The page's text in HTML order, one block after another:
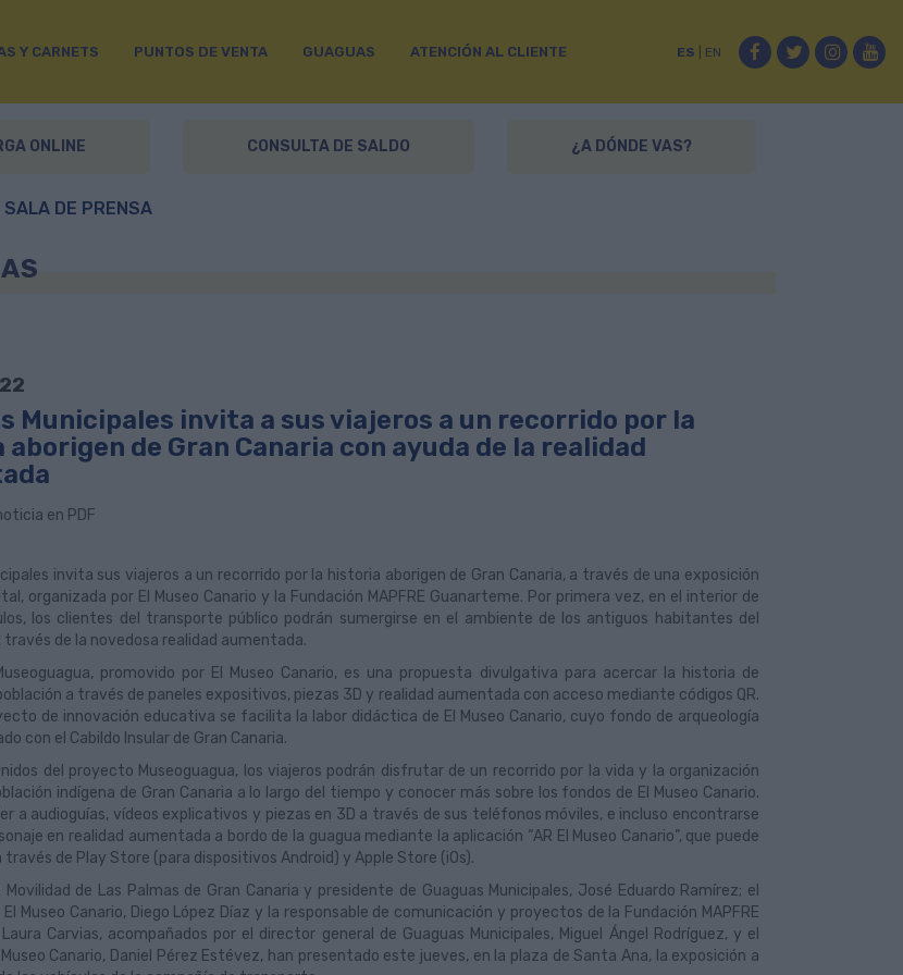
Y CARNETS PUNTOS DE VENTA GUAGUAS ATENCIÓN AL CLIENTE Facebook
Twitter
ES EN
ONLINE CONSULTA DE SALDO ¿A DÓNDE VAS?
SALA DE PRENSA
Municipales invita a sus viajeros a un recorrido por la
de Gran Canaria con ayuda de la realidad
en PDF
invita sus viajeros a un recorrido por la historia aborigen de Gran Canaria, a través de una exposición
organizada por El Museo Canario y la Fundación MAPFRE Guanarteme. Por primera vez, en el interior de
los clientes del transporte público podrán sumergirse en el ambiente de los antiguos habitantes del
través de la novedosa realidad aumentada.
promovido por El Museo Canario, es una propuesta divulgativa para acercar la historia de
a través de paneles expositivos, piezas 3D y realidad aumentada con acceso mediante códigos QR.
de innovación educativa se facilita la labor didáctica de El Museo Canario, cuyo fondo de arqueología
con el Cabildo Insular de Gran Canaria.
del proyecto Museoguagua, los viajeros podrán disfrutar de un recorrido por la vida y la organización
indígena de Gran Canaria a lo largo del tiempo y conocer más sobre los fondos de El Museo Canario.
a audioguías, vídeos explicativos y piezas en 3D a través de sus teléfonos móviles, e incluso encontrarse
en realidad aumentada a bordo de la guagua mediante la aplicación “AR El Museo Canario”, que puede
través de Play Store (para dispositivos Android) y Apple Store (iOs).
Movilidad de Las Palmas de Gran Canaria y presidente de Guaguas Municipales, José Eduardo Ramírez; el
Museo Canario, Diego López Díaz y la responsable de comunicación y proyectos de la Fundación MAPFRE
Carvias, acompañados por el director general de Guaguas Municipales, Miguel Ángel Rodríguez, y el
Canario, Daniel Pérez Estévez, han presentado este jueves, en la plaza de Santa Ana, la exposición a